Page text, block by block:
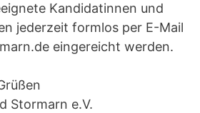
Kandidatinnen und
jederzeit formlos per E-Mail
eingereicht werden.
Stormarn e.V.